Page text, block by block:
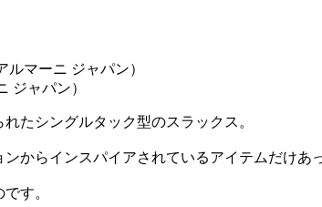
ジャパン）
たシングルタック型のスラックス。
からインスパイアされているアイテムだけあ
す。